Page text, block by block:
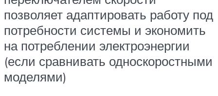
позволяет адаптировать работу под
потребности системы и экономить
на потреблении электроэнергии
(если сравнивать односкоростными
моделями)